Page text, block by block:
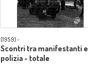
[1959] -
Scontri tra manifestanti e
polizia - totale